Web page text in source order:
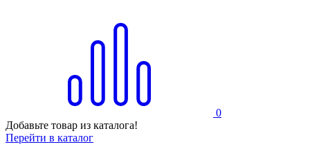
0
Добавьте товар из каталога!
Перейти в каталог